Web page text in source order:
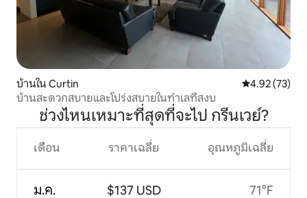
บ้านใน Curtin คะแนนเฉลี่ย
4.92 (73)
บ้านสะดวกสบายและโปร่งสบายในทำเลที่สงบ
ช่วงไหนเหมาะที่สุดที่จะไป กรีนเวย์?
เดือน
ม.ค.
ราคาเฉลี่ย
$137 USD
อุณหภูมิเฉลี่ย
71°F